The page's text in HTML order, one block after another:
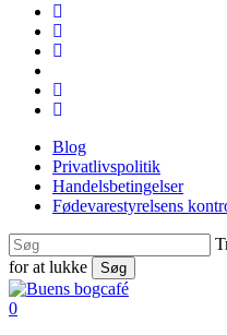
Skip
main
content
facebook
linkedin
instagram
phone
email
Blog
Privatlivspolitik
Handelsbetingelser
Fødevarestyrelsens
for at lukke
Søg
Close
Search
search
0